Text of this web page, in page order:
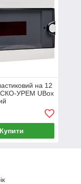
на 12
УРЕМ UBox
Купити